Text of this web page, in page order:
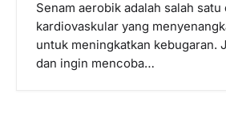
Senam aerobik adalah salah satu
kardiovaskular yang
untuk meningkatkan kebugaran.
dan ingin mencoba…